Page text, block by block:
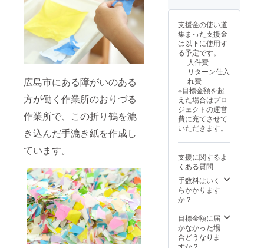
広島市にある障がいのある
方が働く作業所のおりづる
作業所で、この折り鶴を漉
き込んだ手漉き紙を作成し
ています。
変動す
る可能
性があ
り、出
荷時期
が遅れ
る場合
ます。
※適格請
求書発
行事業
者登録
T95000
010240
47
改善等
により
一部変
更とな
る場合
があり
ますの
でご了
承くだ
さい。
※製造ス
ケ
ジュー
ルは、
職人の
制作状
況や部
材の供
給状況
により
性があ
り、出
荷時期
皆様の
ご支援
により
量産効
率が向
上した
場合、
正規販
売価格
が販売
予定価
格より
下がる
可能性
もござ
いま
す。 ※
デザイ
ン・仕
様は、
一部変
更とな
る場合
用くだ
さい。
※LEDラ
イトは
乾電池
式（提
灯1個に
つき単
四電池
×2本）
です。
お届け
時にす
ぐ使え
るよ
試し用
電池を
同梱し
ていま
ご支援
により
量産効
す。手
らでは
の表情
として
お楽し
みくだ
さい。
屋内専
用で
す。手
漉き紙
の特性
上、水
高湿度
の環境
は避け
てご使
用くだ
※LEDラ
イトは
乾電池
式（提
支援金の使い道
集まった支援金
は以下に使用す
る予定です。
人件費
リターン仕入
れ費
※目標金額を超
えた場合はプロ
ジェクトの運営
費に充てさせて
いただきます。
支援に関するよ
くある質問
手数料はいく
らかかります
か？
目標金額に届
かなかった場
合どうなりま